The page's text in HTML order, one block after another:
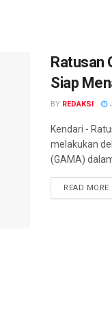
Ratusan
Siap
BY REDAKSI
Kendari -
melakukan
(GAMA)
READ MORE